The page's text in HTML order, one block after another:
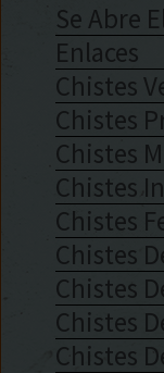
Se Abre
Enlaces
Chistes
Chistes
Chistes
Chistes
Chistes
Chistes
Chistes
Chistes
Chistes